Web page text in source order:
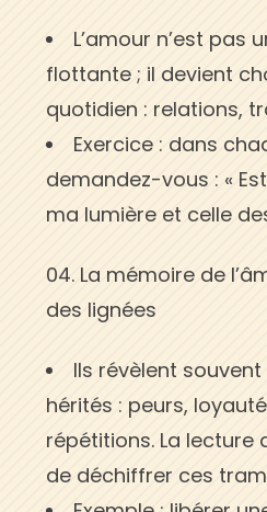
L’amour n’est pas
flottante ; il devient
quotidien : relations,
Exercice : dans
demandez-vous : «
ma lumière et celle
La mémoire de
des lignées
Ils révèlent
hérités : peurs,
répétitions. La lecture
de déchiffrer ces